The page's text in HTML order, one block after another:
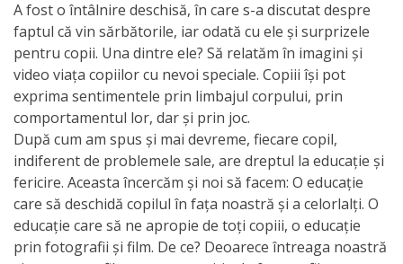
Parteneriate
Proiecte
Rapoarte
de
activitate
Transparență
A fost o întâlnire deschisă, în care s-a discutat despre
faptul că vin sărbătorile, iar odată cu ele și surprizele
pentru copii. Una dintre ele? Să relatăm în imagini și
video viața copiilor cu nevoi speciale. Copiii își pot
exprima sentimentele prin limbajul corpului, prin
comportamentul lor, dar și prin joc.
După cum am spus și mai devreme, fiecare copil,
indiferent de problemele sale, are dreptul la educație și
fericire. Aceasta încercăm şi noi să facem: O educaţie
care să deschidă copilul în faţa noastră şi a celorlalţi. O
educaţie care să ne apropie de toți copiii, o educație
prin fotografii și film. De ce? Deoarece întreaga noastră